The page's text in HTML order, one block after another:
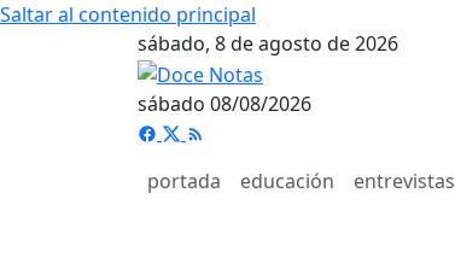
Saltar al contenido principal
sábado, 8 de agosto de 2026
sábado 08/08/2026
portada educación entrevistas